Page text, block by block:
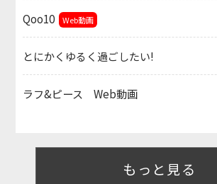
Qoo10 Web動画
とにかくゆるく過ごしたい!
ラフ&ピース Web動画
もっと見る